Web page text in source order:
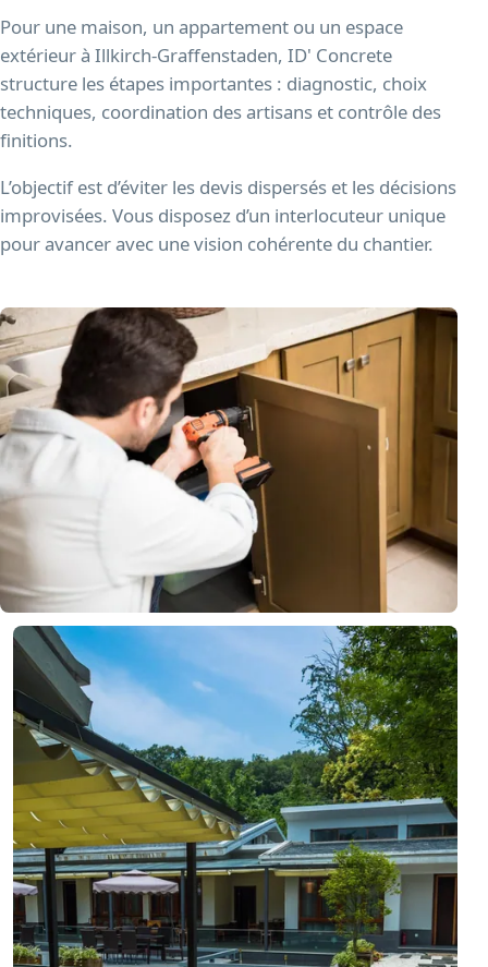
Pour une maison, un appartement ou un espace
extérieur à Illkirch-Graffenstaden, ID' Concrete
structure les étapes importantes : diagnostic, choix
techniques, coordination des artisans et contrôle des
finitions.
L’objectif est d’éviter les devis dispersés et les décisions
improvisées. Vous disposez d’un interlocuteur unique
pour avancer avec une vision cohérente du chantier.